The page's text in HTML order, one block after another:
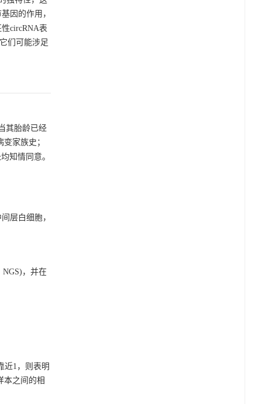
因的作用，
circRNA表
们可能涉足
其胎龄已经
家族史；
知情同意。
层白细胞，
NGS)，并在
近1，则表明
本之间的相